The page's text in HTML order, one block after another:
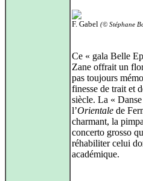
F. Gabel (© Stéphane
Ce « gala Belle
Zane offrait un
pas toujours
finesse de trait et
siècle. La «
l’Orientale de
charmant, la
concerto grosso
réhabiliter celui
académique.